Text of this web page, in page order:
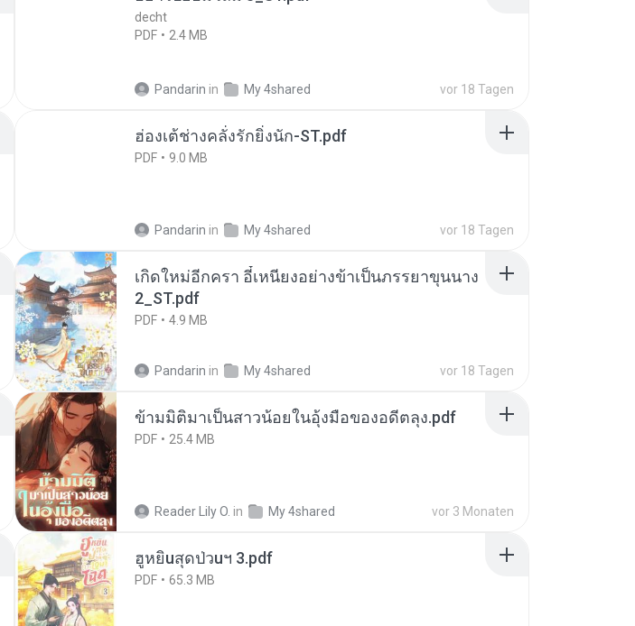
decht
PDF
2.4 MB
Pandarin in My 4shared vor 18 Tagen
ฮ่องเต้ช่างคลั่งรักยิ่งนัก-ST.pdf
PDF 9.0 MB
Pandarin in My 4shared vor 18 Tagen
เกิดใหม่อีกครา อี๋เหนียงอย่างข้าเป็นภรรยาขุนนาง
2_ST.pdf
PDF 4.9 MB
Pandarin in My 4shared vor 18 Tagen
ข้ามมิติมาเป็นสาวน้อยในอุ้งมือของอดีตลุง.pdf
PDF 25.4 MB
Reader Lily O. in My 4shared vor 3 Monaten
ฮูหยิuสุดป่วuฯ 3.pdf
PDF 65.3 MB